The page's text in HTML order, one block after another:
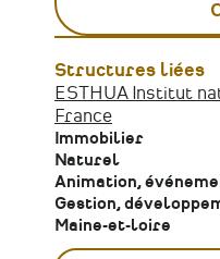
Structures liées
ESTHUA Institut
France
Immobilier
Naturel
Animation,
Gestion,
Maine-et-loire